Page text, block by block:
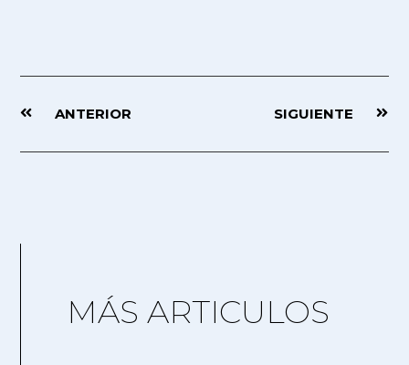
ANTERIOR SIGUIENTE
MÁS ARTICULOS